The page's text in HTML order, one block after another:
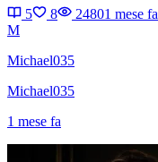
5 8 24801 mese fa
M
Michael035
Michael035
1 mese fa